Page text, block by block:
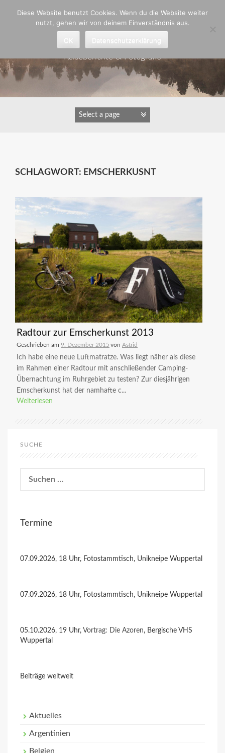
Astrid Padberg
Reiseberichte & Fotografie
SCHLAGWORT: EMSCHERKUSNT
Radtour zur Emscherkunst 2013
Geschrieben am 9. Dezember 2015 von Astrid
Ich habe eine neue Luftmatratze. Was liegt näher als diese
im Rahmen einer Radtour mit anschließender Camping-
Übernachtung im Ruhrgebiet zu testen? Zur diesjährigen
Emscherkunst hat der namhafte c...
Weiterlesen
SUCHE
nach:
Termine
07.09.2026, 18 Uhr, Fotostammtisch, Unikneipe Wuppertal
07.09.2026, 18 Uhr, Fotostammtisch, Unikneipe Wuppertal
05.10.2026, 19 Uhr, Vortrag: Die Azoren, Bergische VHS
Wuppertal
Beiträge weltweit
Aktuelles
Argentinien
Belgien
Diese Website benutzt Cookies. Wenn du die Website weiter
nutzt, gehen wir von deinem Einverständnis aus.